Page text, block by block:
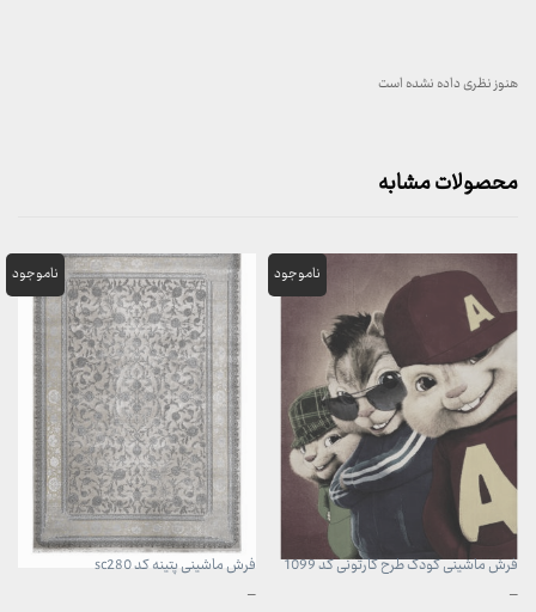
هنوز نظری داده نشده است
محصولات مشابه
فرش ماشینی کودک طرح کارتونی کد 1099
–محدوده
فرش ماشینی پتینه کد sc280
–محدوده